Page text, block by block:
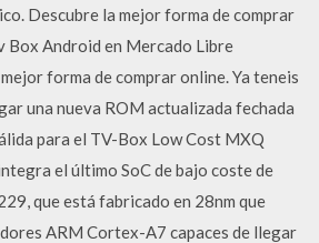
Descubre la mejor forma de comprar
Box Android en Mercado Libre
forma de comprar online. Ya teneis
una nueva ROM actualizada fechada
para el TV-Box Low Cost MXQ
el último SoC de bajo coste de
que está fabricado en 28nm que
ARM Cortex-A7 capaces de llegar